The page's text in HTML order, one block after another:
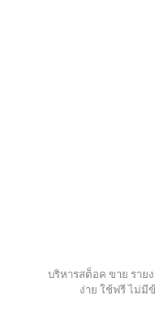
บริหารสต็อค ขาย ราย
ง่าย ใช้ฟรี ไม่มี